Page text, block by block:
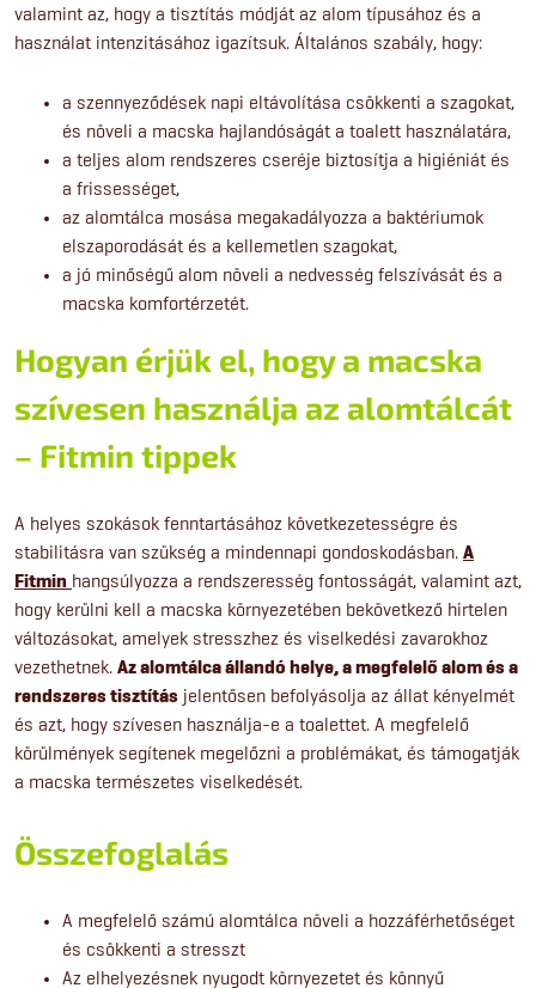
valamint az, hogy a tisztítás módját az alom típusához és a
használat intenzitásához igazítsuk. Általános szabály, hogy:
a szennyeződések napi eltávolítása csökkenti a szagokat,
és növeli a macska hajlandóságát a toalett használatára,
a teljes alom rendszeres cseréje biztosítja a higiéniát és
a frissességet,
az alomtálca mosása megakadályozza a baktériumok
elszaporodását és a kellemetlen szagokat,
a jó minőségű alom növeli a nedvesség felszívását és a
macska komfortérzetét.
Hogyan érjük el, hogy a macska
szívesen használja az alomtálcát
– Fitmin tippek
A helyes szokások fenntartásához következetességre és
stabilitásra van szükség a mindennapi gondoskodásban. A
Fitmin hangsúlyozza a rendszeresség fontosságát, valamint azt,
hogy kerülni kell a macska környezetében bekövetkező hirtelen
változásokat, amelyek stresszhez és viselkedési zavarokhoz
vezethetnek. Az alomtálca állandó helye, a megfelelő alom és a
rendszeres tisztítás jelentősen befolyásolja az állat kényelmét
és azt, hogy szívesen használja-e a toalettet. A megfelelő
körülmények segítenek megelőzni a problémákat, és támogatják
a macska természetes viselkedését.
Összefoglalás
A megfelelő számú alomtálca növeli a hozzáférhetőséget
és csökkenti a stresszt
Az elhelyezésnek nyugodt környezetet és könnyű